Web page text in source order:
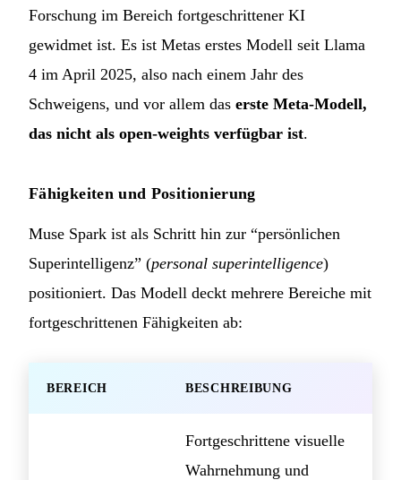
Forschung im Bereich fortgeschrittener KI
gewidmet ist. Es ist Metas erstes Modell seit Llama
4 im April 2025, also nach einem Jahr des
Schweigens, und vor allem das erste Meta-Modell,
das nicht als open-weights verfügbar ist.
Fähigkeiten und Positionierung
Muse Spark ist als Schritt hin zur “persönlichen
Superintelligenz” (personal superintelligence)
positioniert. Das Modell deckt mehrere Bereiche mit
fortgeschrittenen Fähigkeiten ab:
BEREICH BESCHREIBUNG
Fortgeschrittene visuelle
Wahrnehmung und